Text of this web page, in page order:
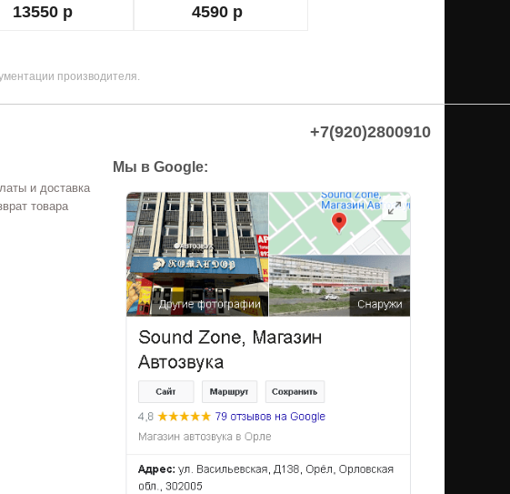
13550 р 4590 р
производителя.
+7(920)2800910
и доставка
товара
Мы в Google: